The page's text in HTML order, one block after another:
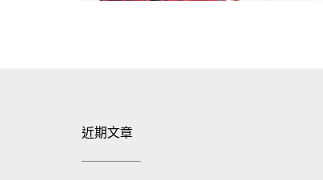
近期文章